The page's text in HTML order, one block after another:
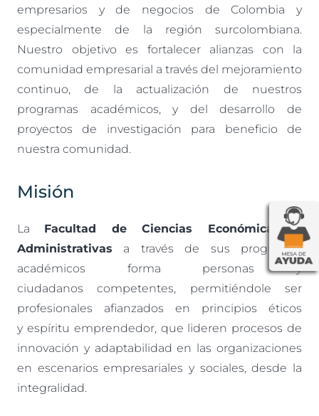
empresarios y de negocios de Colombia y
especialmente de la región surcolombiana.
Nuestro objetivo es fortalecer alianzas con la
comunidad empresarial a través del mejoramiento
continuo, de la actualización de nuestros
programas académicos, y del desarrollo de
proyectos de investigación para beneficio de
nuestra comunidad.
Misión
La Facultad de Ciencias Económicas y
Administrativas a través de sus programas
académicos forma personas y
ciudadanos competentes, permitiéndole ser
profesionales afianzados en principios éticos
y espíritu emprendedor, que lideren procesos de
innovación y adaptabilidad en las organizaciones
en escenarios empresariales y sociales, desde la
integralidad.